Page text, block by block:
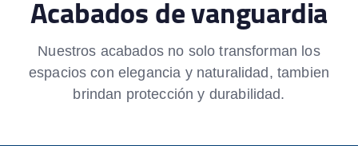
Acabados de vanguardia
Nuestros acabados no solo transforman los
espacios con elegancia y naturalidad, tambien
brindan protección y durabilidad.